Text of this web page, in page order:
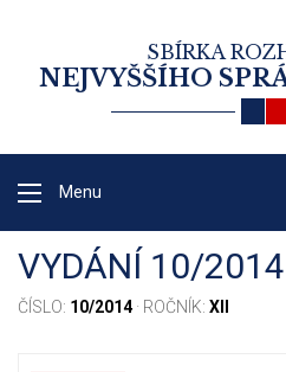
SBÍRKA
NEJVYŠŠÍHO
Menu
VYDÁNÍ 10/2014
ČÍSLO: 10/2014· ROČNÍK: XII